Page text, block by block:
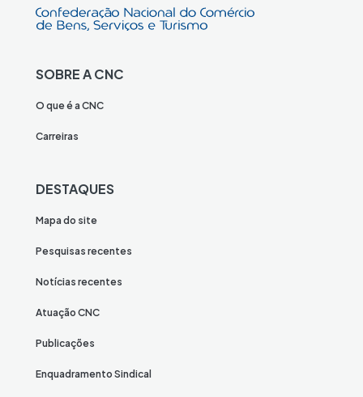
SOBRE A CNC
O que é a CNC
Carreiras
DESTAQUES
Mapa do site
Pesquisas recentes
Notícias recentes
Atuação CNC
Publicações
Enquadramento Sindical